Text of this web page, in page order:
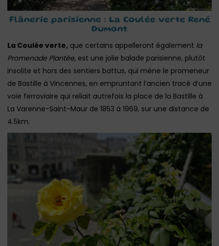
Flânerie parisienne : La Coulée verte René
Dumont
La Coulée verte, que certains appelleront également la
Promenade Plantée, est une jolie balade parisienne, plutôt
insolite et hors des sentiers battus, qui mène le promeneur
de Bastille à Vincennes, en empruntant l’ancien tracé d’une
voie ferroviaire qui reliait autrefois la place de la Bastille à
La Varenne-Saint-Maur de 1853 à 1969, sur une distance de
4.5km.